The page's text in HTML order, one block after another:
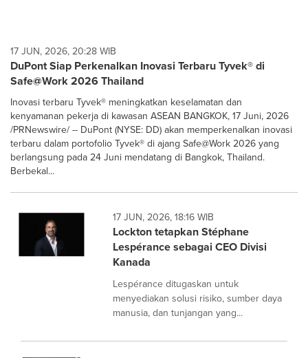
17 JUN, 2026, 20:28 WIB
DuPont Siap Perkenalkan Inovasi Terbaru Tyvek® di
Safe@Work 2026 Thailand
Inovasi terbaru Tyvek® meningkatkan keselamatan dan
kenyamanan pekerja di kawasan ASEAN BANGKOK, 17 Juni, 2026
/PRNewswire/ -- DuPont (NYSE: DD) akan memperkenalkan inovasi
terbaru dalam portofolio Tyvek® di ajang Safe@Work 2026 yang
berlangsung pada 24 Juni mendatang di Bangkok, Thailand.
Berbekal...
17 JUN, 2026, 18:16 WIB
Lockton tetapkan Stéphane
Lespérance sebagai CEO Divisi
Kanada
Lespérance ditugaskan untuk
menyediakan solusi risiko, sumber daya
manusia, dan tunjangan yang...